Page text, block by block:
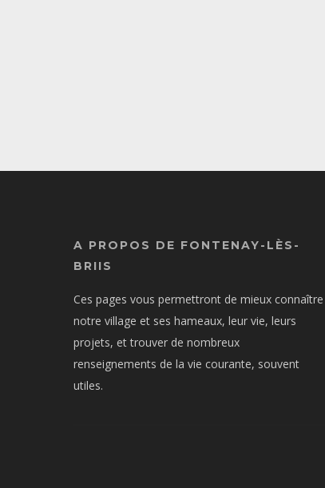
A PROPOS DE FONTENAY-LÈS-
BRIIS
Ces pages vous permettront de mieux connaître
notre village et ses hameaux, leur vie, leurs
projets, et trouver de nombreux
renseignements de la vie courante, souvent
utiles.